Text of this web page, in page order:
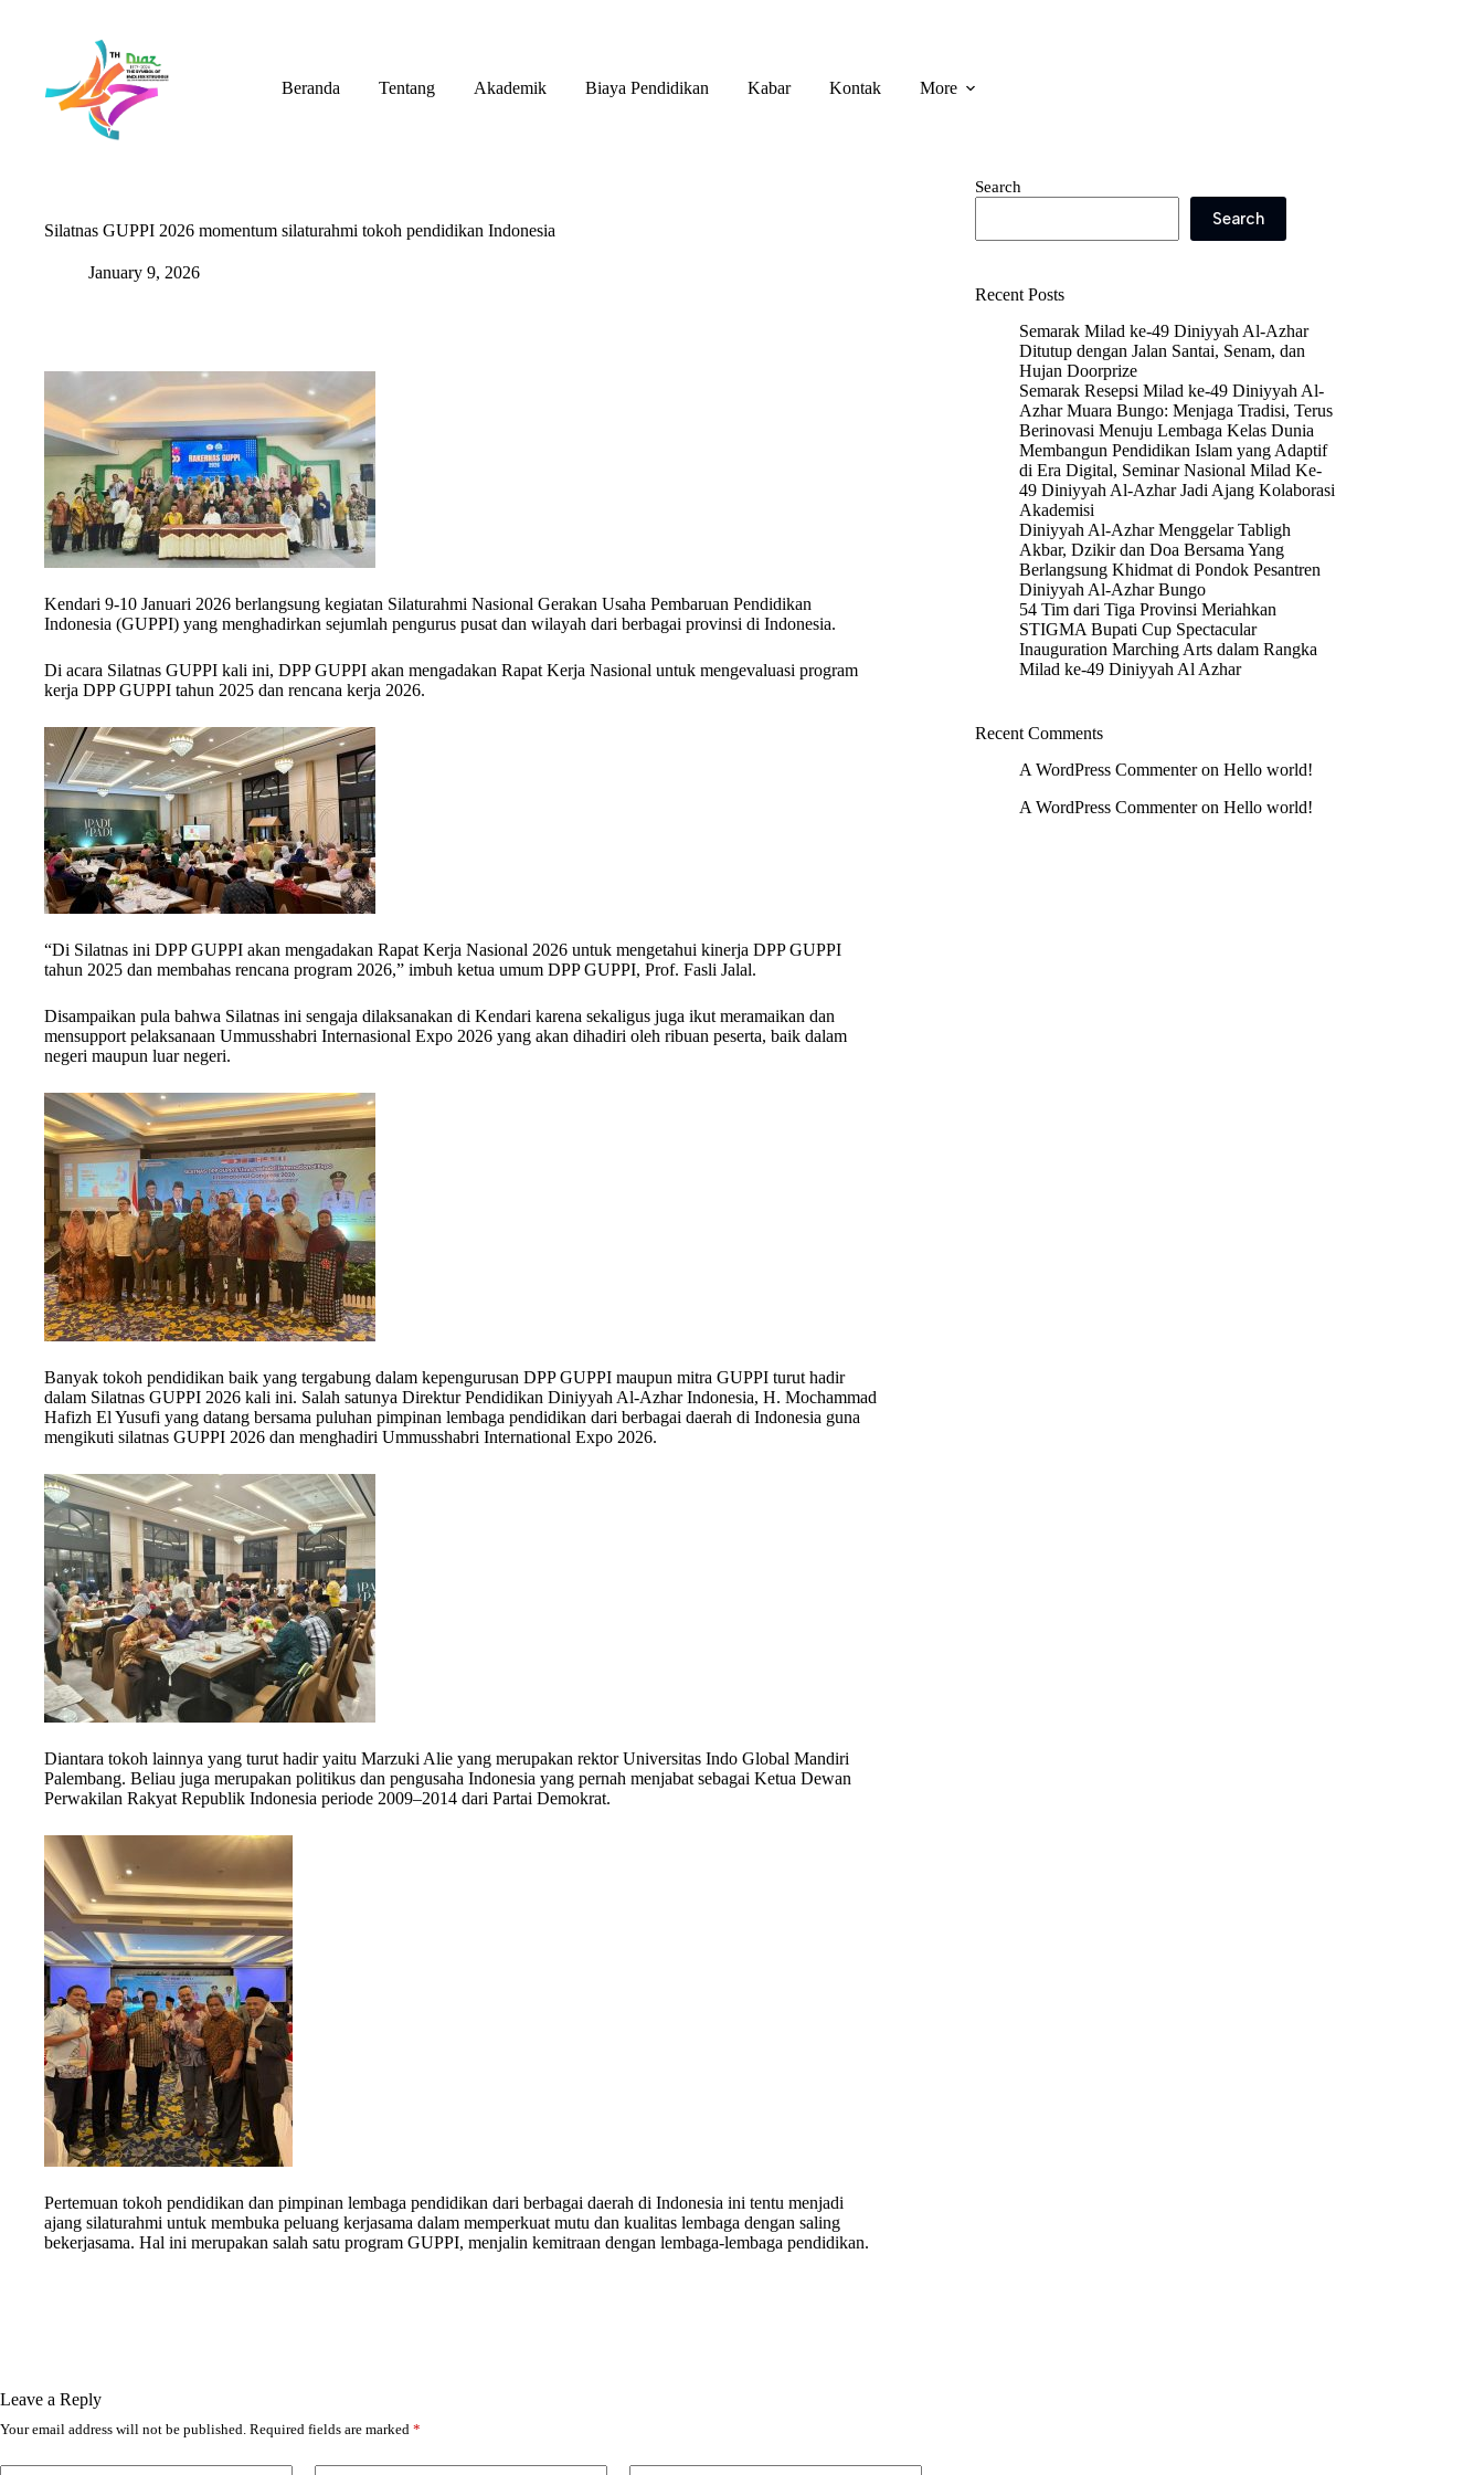
Beranda Tentang Akademik Biaya Pendidikan Kabar Kontak More
Silatnas GUPPI 2026 momentum silaturahmi tokoh pendidikan Indonesia
January 9, 2026
Kendari 9-10 Januari 2026 berlangsung kegiatan Silaturahmi Nasional Gerakan Usaha Pembaruan Pendidikan
Indonesia (GUPPI) yang menghadirkan sejumlah pengurus pusat dan wilayah dari berbagai provinsi di Indonesia.
Di acara Silatnas GUPPI kali ini, DPP GUPPI akan mengadakan Rapat Kerja Nasional untuk mengevaluasi program
kerja DPP GUPPI tahun 2025 dan rencana kerja 2026.
“Di Silatnas ini DPP GUPPI akan mengadakan Rapat Kerja Nasional 2026 untuk mengetahui kinerja DPP GUPPI
tahun 2025 dan membahas rencana program 2026,” imbuh ketua umum DPP GUPPI, Prof. Fasli Jalal.
Disampaikan pula bahwa Silatnas ini sengaja dilaksanakan di Kendari karena sekaligus juga ikut meramaikan dan
mensupport pelaksanaan Ummusshabri Internasional Expo 2026 yang akan dihadiri oleh ribuan peserta, baik dalam
negeri maupun luar negeri.
Banyak tokoh pendidikan baik yang tergabung dalam kepengurusan DPP GUPPI maupun mitra GUPPI turut hadir
dalam Silatnas GUPPI 2026 kali ini. Salah satunya Direktur Pendidikan Diniyyah Al-Azhar Indonesia, H. Mochammad
Hafizh El Yusufi yang datang bersama puluhan pimpinan lembaga pendidikan dari berbagai daerah di Indonesia guna
mengikuti silatnas GUPPI 2026 dan menghadiri Ummusshabri International Expo 2026.
Diantara tokoh lainnya yang turut hadir yaitu Marzuki Alie yang merupakan rektor Universitas Indo Global Mandiri
Palembang. Beliau juga merupakan politikus dan pengusaha Indonesia yang pernah menjabat sebagai Ketua Dewan
Perwakilan Rakyat Republik Indonesia periode 2009–2014 dari Partai Demokrat.
Pertemuan tokoh pendidikan dan pimpinan lembaga pendidikan dari berbagai daerah di Indonesia ini tentu menjadi
ajang silaturahmi untuk membuka peluang kerjasama dalam memperkuat mutu dan kualitas lembaga dengan saling
bekerjasama. Hal ini merupakan salah satu program GUPPI, menjalin kemitraan dengan lembaga-lembaga pendidikan.
Search
Search
Recent Posts
Semarak Milad ke-49 Diniyyah Al-Azhar
Ditutup dengan Jalan Santai, Senam, dan
Hujan Doorprize
Semarak Resepsi Milad ke-49 Diniyyah Al-
Azhar Muara Bungo: Menjaga Tradisi, Terus
Berinovasi Menuju Lembaga Kelas Dunia
Membangun Pendidikan Islam yang Adaptif
di Era Digital, Seminar Nasional Milad Ke-
49 Diniyyah Al-Azhar Jadi Ajang Kolaborasi
Akademisi
Diniyyah Al-Azhar Menggelar Tabligh
Akbar, Dzikir dan Doa Bersama Yang
Berlangsung Khidmat di Pondok Pesantren
Diniyyah Al-Azhar Bungo
54 Tim dari Tiga Provinsi Meriahkan
STIGMA Bupati Cup Spectacular
Inauguration Marching Arts dalam Rangka
Milad ke-49 Diniyyah Al Azhar
Recent Comments
A WordPress CommenteronHello world!
A WordPress CommenteronHello world!
Leave a Reply
Your email address will not be published. Required fields are marked *